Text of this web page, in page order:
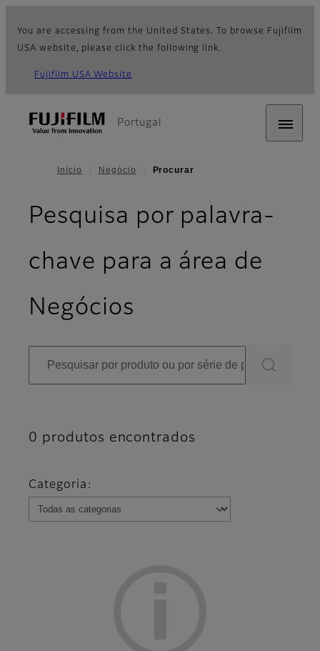
You are accessing from the United States. To browse Fujifilm
USA website, please click the following link.
Fujifilm USA Website
Portugal
Início Negócio Procurar
Pesquisa por palavra-
chave para a área de
Negócios
Resultados da pesquisa
0 produtos encontrados
Categoria: